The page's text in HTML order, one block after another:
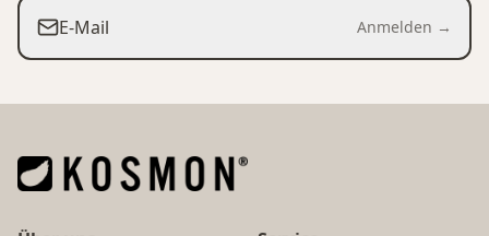
E-Mail Anmelden →